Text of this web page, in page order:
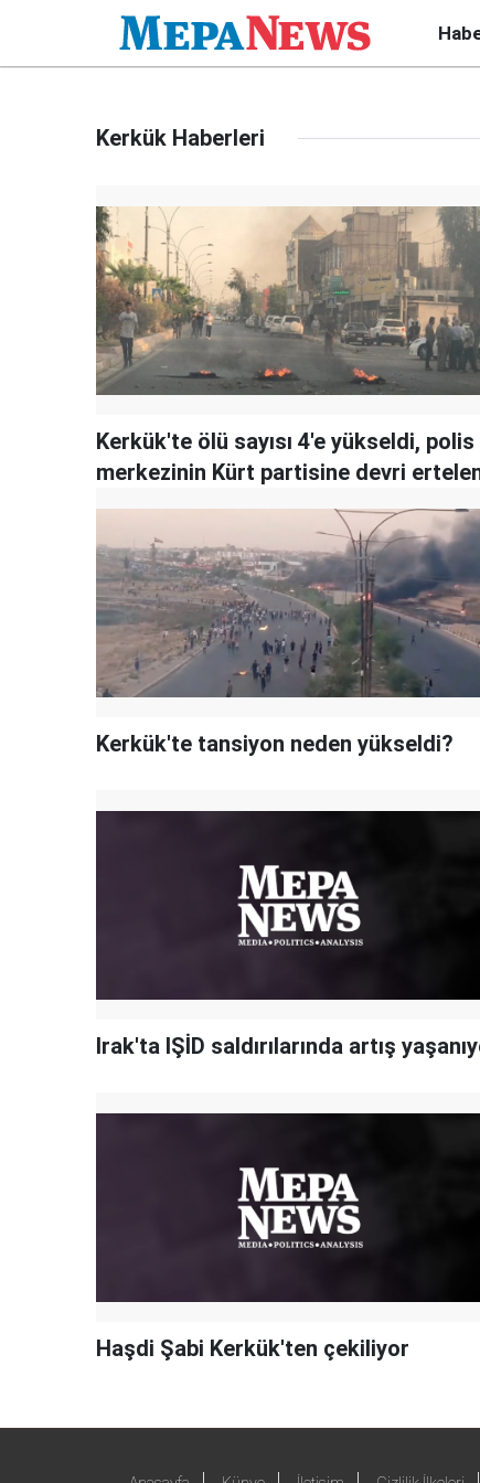
Kerkük Haberleri
Kerkük'te ölü sayısı 4'e yükseldi, polis
merkezinin Kürt partisine devri
Kerkük'te tansiyon neden yükseldi?
Irak'ta IŞİD saldırılarında artış
Haşdi Şabi Kerkük'ten çekiliyor